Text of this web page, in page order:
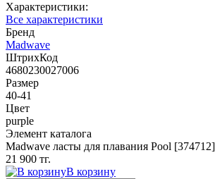
Характеристики:
Все характеристики
Бренд
Madwave
ШтрихКод
4680230027006
Размер
40-41
Цвет
purple
Элемент каталога
Madwave ласты для плавания Pool [374712]
21 900 тг.
В корзину